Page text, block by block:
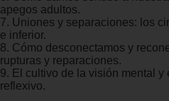
apegos adultos.
7. Uniones y separaciones: los
e inferior.
8. Cómo desconectamos y
rupturas y reparaciones.
9. El cultivo de la visión mental y
reflexivo.